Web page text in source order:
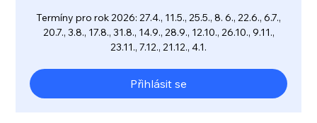
Termíny pro rok 2026: 27.4., 11.5., 25.5., 8. 6., 22.6., 6.7.,
20.7., 3.8., 17.8., 31.8., 14.9., 28.9., 12.10., 26.10., 9.11.,
23.11., 7.12., 21.12., 4.1.
Přihlásit se